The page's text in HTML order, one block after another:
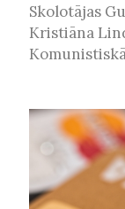
Skolotājas
Kristiāna